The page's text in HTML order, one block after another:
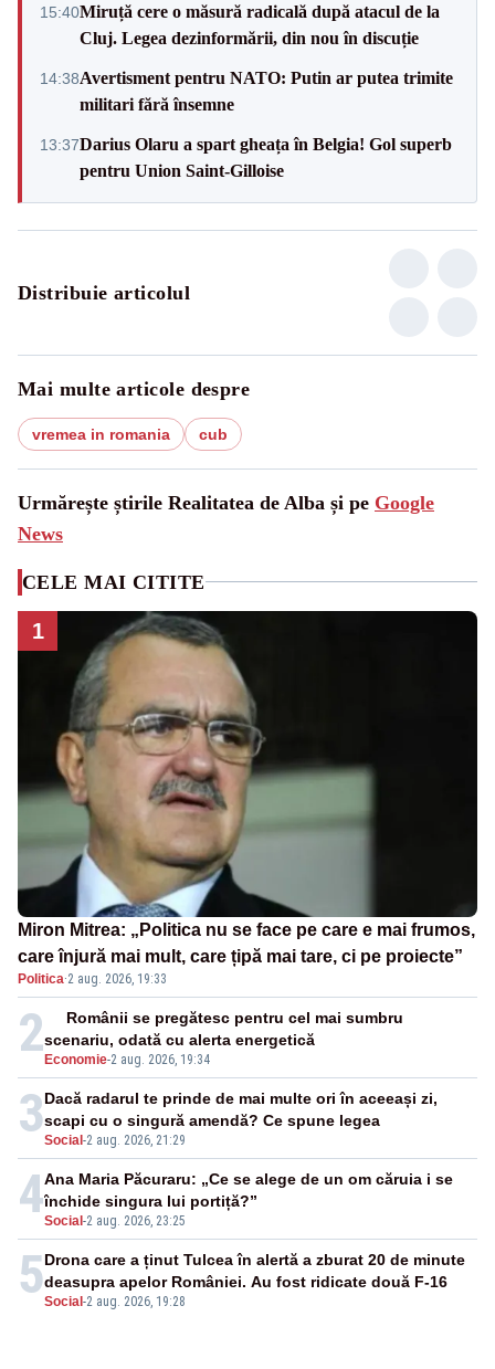
15:40Miruță cere o măsură radicală după atacul de la
Cluj. Legea dezinformării, din nou în discuție
14:38Avertisment pentru NATO: Putin ar putea trimite
militari fără însemne
13:37Darius Olaru a spart gheața în Belgia! Gol superb
pentru Union Saint-Gilloise
Distribuie articolul
Mai multe articole despre
vremea in romania cub
Urmărește știrile Realitatea de Alba și pe Google
News
CELE MAI CITITE
1
Miron Mitrea: „Politica nu se face pe care e mai frumos,
care înjură mai mult, care țipă mai tare, ci pe proiecte”
Politica·2 aug. 2026, 19:33
2 Economie-2 aug. 2026, 19:34
Românii se pregătesc pentru cel mai sumbru
scenariu, odată cu alerta energetică
3Social -2 aug. 2026, 21:29
Dacă radarul te prinde de mai multe ori în aceeași zi,
scapi cu o singură amendă? Ce spune legea
4Social -2 aug. 2026, 23:25
Ana Maria Păcuraru: „Ce se alege de un om căruia i se
închide singura lui portiță?”
5Social -2 aug. 2026, 19:28
Drona care a ținut Tulcea în alertă a zburat 20 de minute
deasupra apelor României. Au fost ridicate două F-16